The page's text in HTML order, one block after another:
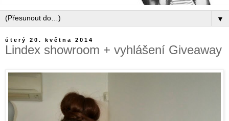
▼
úterý 20. května 2014
Lindex showroom + vyhlášení Giveaway